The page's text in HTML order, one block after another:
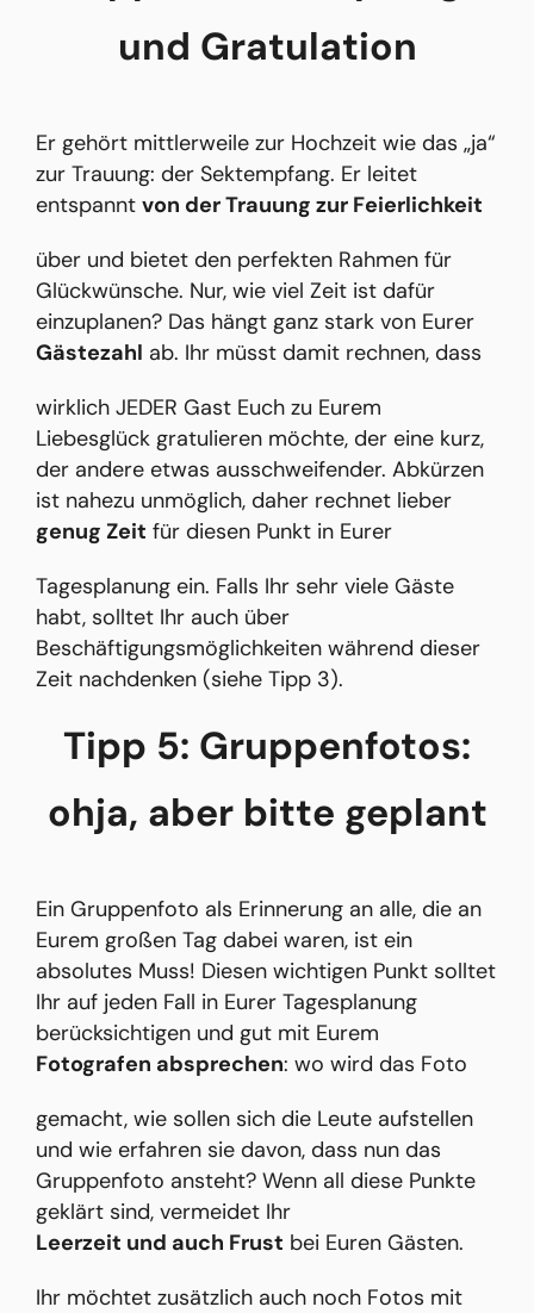
und Gratulation
Er gehört mittlerweile zur Hochzeit wie das „ja“
zur Trauung: der Sektempfang. Er leitet
entspannt von der Trauung zur Feierlichkeit
über und bietet den perfekten Rahmen für
Glückwünsche. Nur, wie viel Zeit ist dafür
einzuplanen? Das hängt ganz stark von Eurer
Gästezahl ab. Ihr müsst damit rechnen, dass
wirklich JEDER Gast Euch zu Eurem
Liebesglück gratulieren möchte, der eine kurz,
der andere etwas ausschweifender. Abkürzen
ist nahezu unmöglich, daher rechnet lieber
genug Zeit für diesen Punkt in Eurer
Tagesplanung ein. Falls Ihr sehr viele Gäste
habt, solltet Ihr auch über
Beschäftigungsmöglichkeiten während dieser
Zeit nachdenken (siehe Tipp 3).
Tipp 5: Gruppenfotos:
ohja, aber bitte geplant
Ein Gruppenfoto als Erinnerung an alle, die an
Eurem großen Tag dabei waren, ist ein
absolutes Muss! Diesen wichtigen Punkt solltet
Ihr auf jeden Fall in Eurer Tagesplanung
berücksichtigen und gut mit Eurem
Fotografen absprechen: wo wird das Foto
gemacht, wie sollen sich die Leute aufstellen
und wie erfahren sie davon, dass nun das
Gruppenfoto ansteht? Wenn all diese Punkte
geklärt sind, vermeidet Ihr
Leerzeit und auch Frust bei Euren Gästen.
Ihr möchtet zusätzlich auch noch Fotos mit